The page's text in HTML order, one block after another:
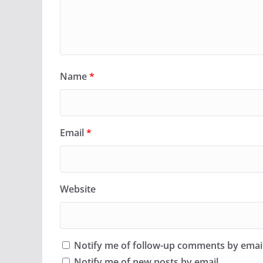
Name*
Email*
Website
Notify me of follow-up comments by